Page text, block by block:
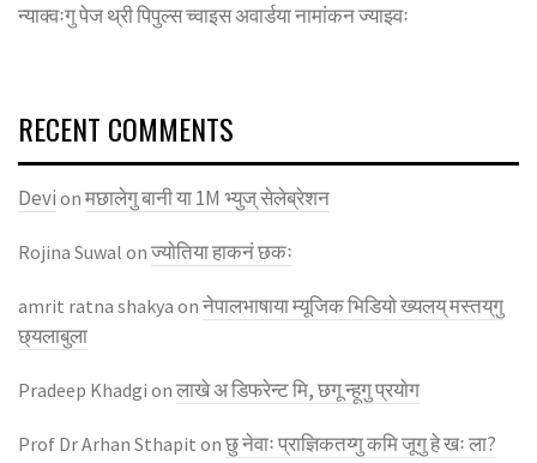
न्याक्वःगु पेज थ्री पिपुल्स च्वाइस अवार्डया नामांकन ज्याझ्वः
RECENT COMMENTS
Devi on मछालेगु बानी या 1M भ्युज् सेलेब्रेशन
Rojina Suwal on ज्याेतिया हाकनं छकः
amrit ratna shakya on नेपालभाषाया म्यूजिक भिडियाे ख्यलय् मस्तय्‌गु
छ्यलाबुला
Pradeep Khadgi on लाखे अ डिफरेन्ट मि, छगू न्हूगु प्रयाेग
Prof Dr Arhan Sthapit on छु नेवाः प्राज्ञिकतय्गु कमि जूगु हे खः ला?